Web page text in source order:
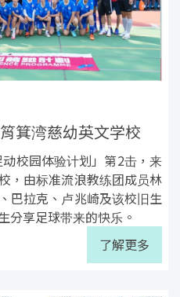
箕湾慈幼英文学校
校园体验计划」第2击，来
，由标准流浪教练团成员林
巴拉克、卢兆崎及该校旧生
分享足球带来的快乐。
了解更多